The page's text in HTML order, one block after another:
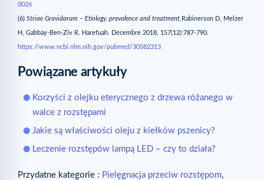
0026
(6) Striae Gravidarum – Etiology, prevalence and treatment. Rabinerson D, Melzer
H, Gabbay-Ben-Ziv R. Harefuah. Décembre 2018, 157(12):787-790.
https://www.ncbi.nlm.nih.gov/pubmed/30582313
Powiązane artykuły
Korzyści z olejku eterycznego z drzewa różanego w
walce z rozstępami
Jakie są właściwości oleju z kiełków pszenicy?
Leczenie rozstępów lampą LED – czy to działa?
Przydatne kategorie : Pielęgnacja przeciw rozstępom,